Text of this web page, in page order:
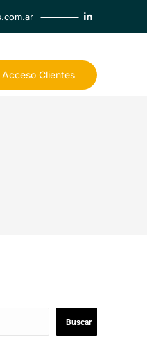
Acceso Clientes
Buscar